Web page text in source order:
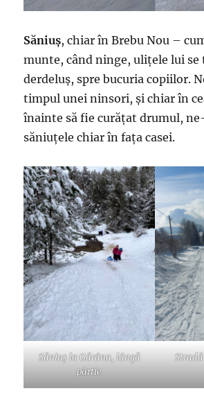
Săniuș, chiar în Brebu Nou –
munte, când ninge, ulițele lui se
derdeluș, spre bucuria copiilor.
timpul unei ninsori, și chiar în
înainte să fie curățat drumul,
săniuțele chiar în fața casei.
Săniuș la Gărâna, lângă
pârtie